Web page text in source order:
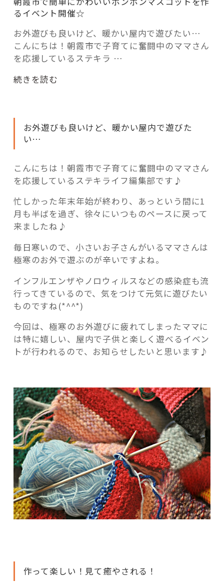
「モノ」
fleXe リノベ事例
「ひと」
コーディネーター紹介
これからの暮らし 住み替え相談
記事検索
るイベント開催☆
お外遊びも良いけど、暖かい屋内で遊びたい…
こんにちは！朝霞市で子育てに奮闘中のママさん
を応援しているステキラ …
“朝
で
か
わ
い
ポ
ン
ポ
ン
マ
ス
コ
ッ
を
作
る
ン
ト
開
催
☆”
の
続きを読む
お外遊びも良いけど、暖かい屋内で遊びた
い…
こんにちは！朝霞市で子育てに奮闘中のママさん
を応援しているステキライフ編集部です♪
忙しかった年末年始が終わり、あっという間に1
月も半ばを過ぎ、徐々にいつものペースに戻って
来ましたね♪
毎日寒いので、小さいお子さんがいるママさんは
極寒のお外で遊ぶのが辛いですよね。
インフルエンザやノロウィルスなどの感染症も流
行ってきているので、気をつけて元気に遊びたい
ものですね(*^^*)
今回は、極寒のお外遊びに疲れてしまったママに
は特に嬉しい、屋内で子供と楽しく遊べるイベン
トが行われるので、お知らせしたいと思います♪
作って楽しい！見て癒やされる！